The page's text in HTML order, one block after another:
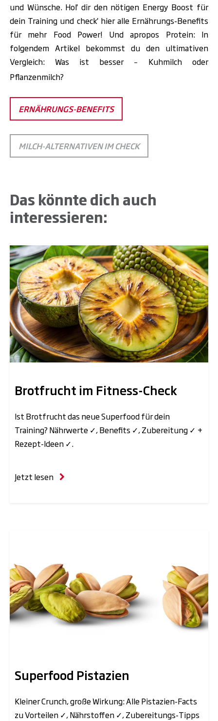
und Wünsche. Hol' dir den nötigen Energy Boost für
dein Training und check' hier alle Ernährungs-Benefits
für mehr Food Power! Und apropos Protein: In
folgendem Artikel bekommst du den ultimativen
Vergleich: Was ist besser
– Kuhmilch oder
Pflanzenmilch?
ERNÄHRUNGS-BENEFITS
MILCH-ALTERNATIVEN IM CHECK
Das könnte dich auch
interessieren:
Brotfrucht im Fitness-Check
Ist Brotfrucht das neue Superfood für dein
Training? Nährwerte ✓, Benefits ✓, Zubereitung ✓ +
Rezept-Ideen ✓.
Jetzt lesen
Superfood Pistazien
Kleiner Crunch, große Wirkung: Alle Pistazien-Facts
zu Vorteilen ✓, Nährstoffen ✓, Zubereitungs-Tipps